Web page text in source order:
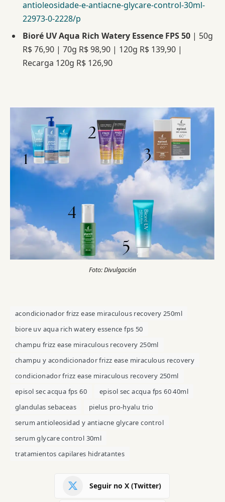
antioleosidade-e-antiacne-glycare-control-30ml-
22973-0-2228/p
Bioré UV Aqua Rich Watery Essence FPS 50 | 50g
R$ 76,90 | 70g R$ 98,90 | 120g R$ 139,90 |
Recarga 120g R$ 126,90
Foto: Divulgación
acondicionador frizz ease miraculous recovery 250ml
biore uv aqua rich watery essence fps 50
champu frizz ease miraculous recovery 250ml
champu y acondicionador frizz ease miraculous recovery
condicionador frizz ease miraculous recovery 250ml
episol sec acqua fps 60
episol sec acqua fps 60 40ml
glandulas sebaceas
pielus pro-hyalu trio
serum antioleosidad y antiacne glycare control
serum glycare control 30ml
tratamientos capilares hidratantes
Seguir no X (Twitter)